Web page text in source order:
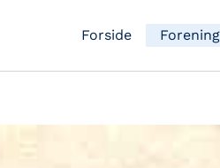
Forside